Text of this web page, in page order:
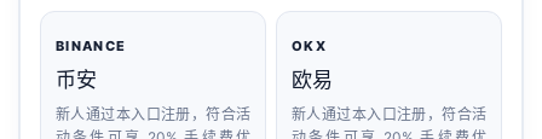
BINANCE
币安
新人通过本入口注册，符合活
OKX
欧易
新人通过本入口注册，符合活